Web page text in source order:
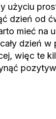
użyciu
dzień od
mieć na
dzień w
więc te